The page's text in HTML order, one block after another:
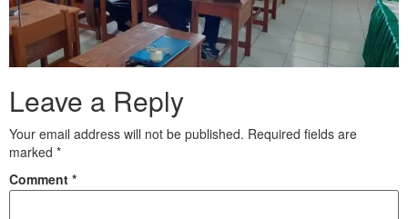
Leave a Reply
Your email address will not be published. Required fields are
marked *
Comment *